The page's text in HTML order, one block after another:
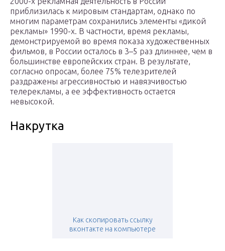
приблизилась к мировым стандартам, однако по
многим параметрам сохранились элементы «дикой
рекламы» 1990-х. В частности, время рекламы,
демонстрируемой во время показа художественных
фильмов, в России осталось в 3–5 раз длиннее, чем в
большинстве европейских стран. В результате,
согласно опросам, более 75% телезрителей
раздражены агрессивностью и навязчивостью
телерекламы, а ее эффективность остается
невысокой.
Накрутка
Как скопировать ссылку
вконтакте на компьютере